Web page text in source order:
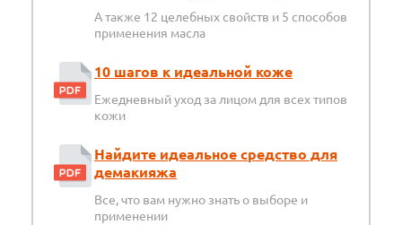
А также 12 целебных свойств и 5 способов
применения масла
10 шагов к идеальной коже
Ежедневный уход за лицом для всех типов
кожи
Найдите идеальное средство для
демакияжа
Все, что вам нужно знать о выборе и
применении